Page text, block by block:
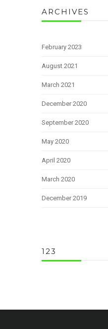
ARCHIVES
February 2023
August 2021
March 2021
December 2020
September 2020
May 2020
April 2020
March 2020
December 2019
123